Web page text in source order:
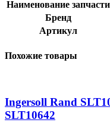
Наименование запчасти
Бренд
Артикул
Похожие товары
Ingersoll Rand
SLT10642